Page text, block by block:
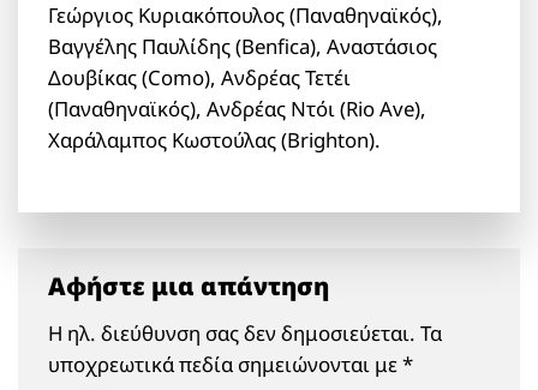
Γεώργιος Κυριακόπουλος (Παναθηναϊκός),
Βαγγέλης Παυλίδης (Benfica), Αναστάσιος
Δουβίκας (Como), Ανδρέας Τετέι
(Παναθηναϊκός), Ανδρέας Ντόι (Rio Ave),
Χαράλαμπος Κωστούλας (Brighton).
Αφήστε μια απάντηση
Η ηλ. διεύθυνση σας δεν δημοσιεύεται. Τα
υποχρεωτικά πεδία σημειώνονται με*